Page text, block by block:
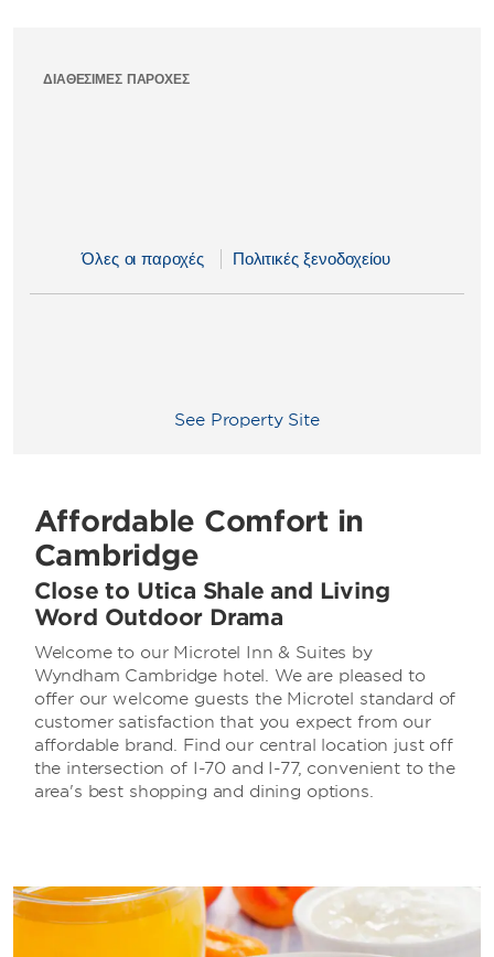
ΔΙΑΘΈΣΙΜΕΣ ΠΑΡΟΧΈΣ
Όλες οι παροχές Πολιτικές ξενοδοχείου
See Property Site
Affordable Comfort in
Cambridge
Close to Utica Shale and Living
Word Outdoor Drama
Welcome to our Microtel Inn & Suites by
Wyndham Cambridge hotel. We are pleased to
offer our welcome guests the Microtel standard of
customer satisfaction that you expect from our
affordable brand. Find our central location just off
the intersection of I-70 and I-77, convenient to the
area's best shopping and dining options.